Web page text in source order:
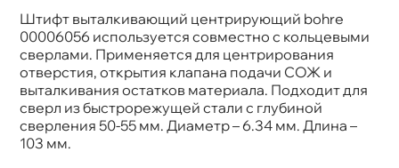
Штифт выталкивающий центрирующий bohre
00006056 используется совместно с кольцевыми
сверлами. Применяется для центрирования
отверстия, открытия клапана подачи СОЖ и
ыталкивания остатков материала. Подходит для
сверл из быстрорежущей стали с глубиной
сверления 50-55 мм. Диаметр – 6.34 мм. Длина –
103 мм.
Бренд
BOHRE
Артикул